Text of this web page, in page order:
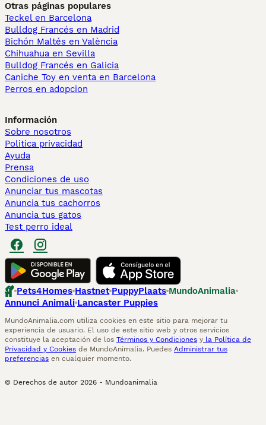
Otras páginas populares
Teckel en Barcelona
Bulldog Francés en Madrid
Bichón Maltés en València
Chihuahua en Sevilla
Bulldog Francés en Galicia
Caniche Toy en venta en Barcelona
Perros en adopcion
Información
Sobre nosotros
Politica privacidad
Ayuda
Prensa
Condiciones de uso
Anunciar tus mascotas
Anuncia tus cachorros
Anuncia tus gatos
Test perro ideal
Pets4Homes Hastnet PuppyPlaats MundoAnimalia
Annunci Animali Lancaster Puppies
MundoAnimalia.com utiliza cookies en este sitio para mejorar tu
experiencia de usuario. El uso de este sitio web y otros servicios
constituye la aceptación de los Términos y Condiciones y la Política de
Privacidad y Cookies de MundoAnimalia. Puedes Administrar tus
preferencias en cualquier momento.
© Derechos de autor 2026 - Mundoanimalia